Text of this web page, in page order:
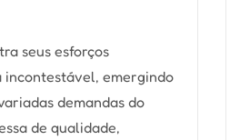
seus esforços
incontestável, emergindo
demandas do
de qualidade,